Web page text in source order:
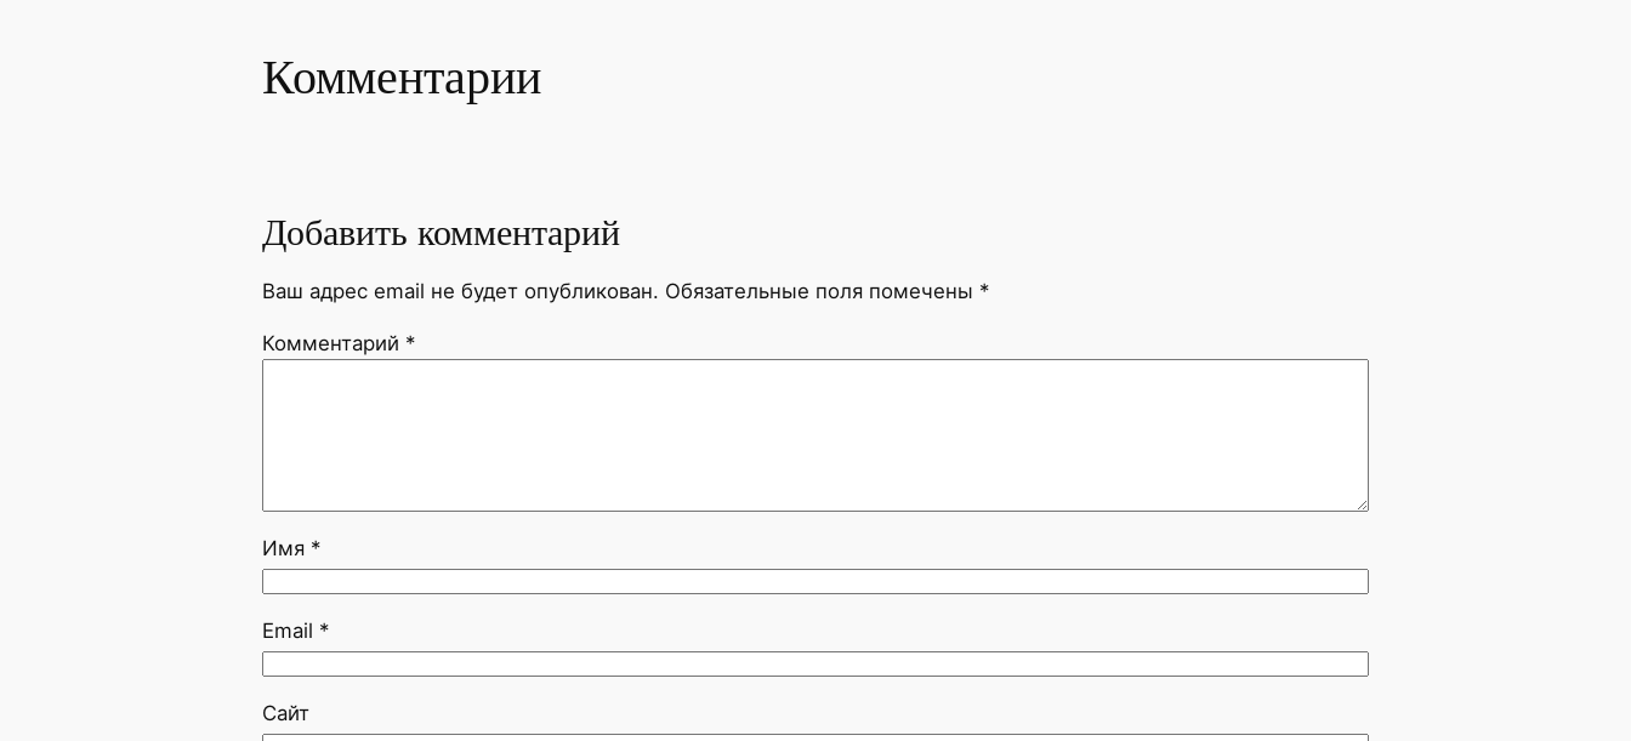
Комментарии
Добавить комментарий
Ваш адрес email не будет опубликован. Обязательные поля помечены *
Комментарий *
Имя *
Email *
Сайт